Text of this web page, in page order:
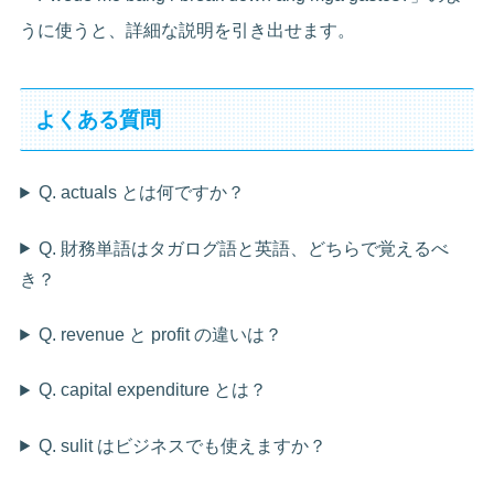
うに使うと、詳細な説明を引き出せます。
よくある質問
Q. actuals とは何ですか？
Q. 財務単語はタガログ語と英語、どちらで覚えるべ
き？
Q. revenue と profit の違いは？
Q. capital expenditure とは？
Q. sulit はビジネスでも使えますか？